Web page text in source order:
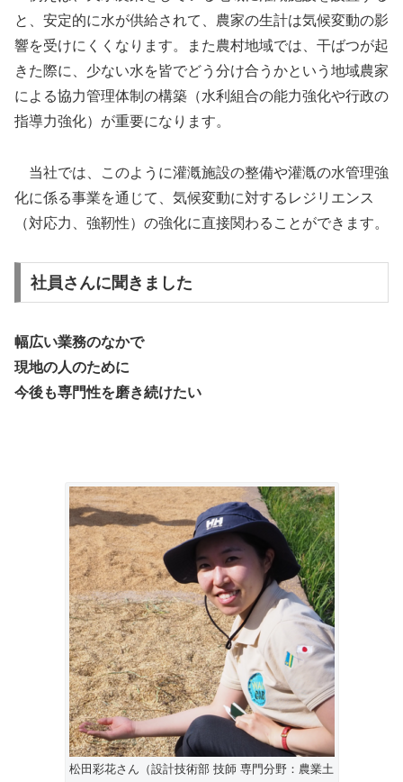
と、安定的に水が供給されて、農家の生計は気候変動の影
響を受けにくくなります。また農村地域では、干ばつが起
きた際に、少ない水を皆でどう分け合うかという地域農家
による協力管理体制の構築（水利組合の能力強化や行政の
指導力強化）が重要になります。
当社では、このように灌漑施設の整備や灌漑の水管理強
化に係る事業を通じて、気候変動に対するレジリエンス
（対応力、強靭性）の強化に直接関わることができます。
社員さんに聞きました
幅広い業務のなかで
現地の人のために
今後も専門性を磨き続けたい
松田彩花さん（設計技術部 技師 専門分野：農業土